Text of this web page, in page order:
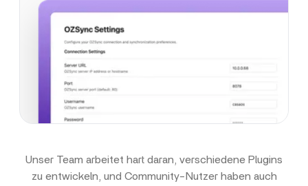
Unser Team arbeitet hart daran, verschiedene Plugins
zu entwickeln, und Community-Nutzer haben auch